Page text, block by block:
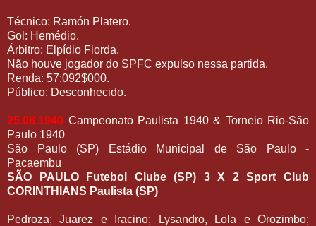
Técnico: Ramón Platero.
Gol: Hemédio.
Árbitro: Elpídio Fiorda.
Não houve jogador do SPFC expulso nessa partida.
Renda: 57:092$000.
Público: Desconhecido.
25.08.1940 Campeonato Paulista 1940 & Torneio Rio-São
Paulo 1940
São Paulo (SP) Estádio Municipal de São Paulo -
Pacaembu
SÃO PAULO Futebol Clube (SP) 3 X 2 Sport Club
CORINTHIANS Paulista (SP)
Pedroza; Juarez e Iracino; Lysandro, Lola e Orozimbo;